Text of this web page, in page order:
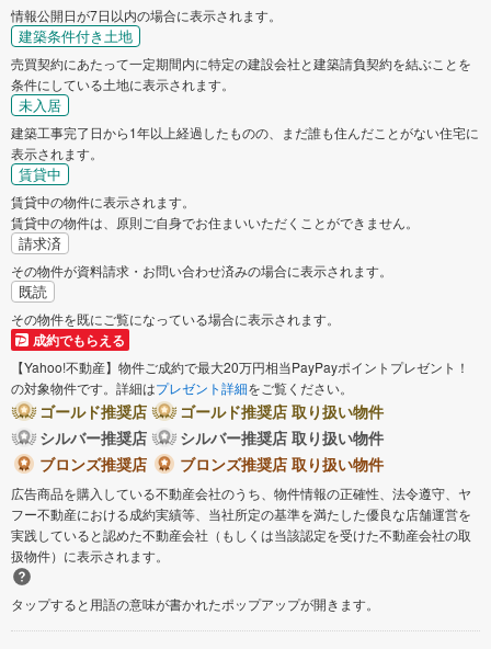
情報公開日が7日以内の場合に表示されます。
建築条件付き土地
売買契約にあたって一定期間内に特定の建設会社と建築請負契約を結ぶことを
条件にしている土地に表示されます。
未入居
建築工事完了日から1年以上経過したものの、まだ誰も住んだことがない住宅に
表示されます。
賃貸中
賃貸中の物件に表示されます。
賃貸中の物件は、原則ご自身でお住まいいただくことができません。
請求済
その物件が資料請求・お問い合わせ済みの場合に表示されます。
既読
その物件を既にご覧になっている場合に表示されます。
成約でもらえる
【Yahoo!不動産】物件ご成約で最大20万円相当PayPayポイントプレゼント！
の対象物件です。詳細はプレゼント詳細をご覧ください。
ゴールド推奨店
ゴールド推奨店 取り扱い物件
シルバー推奨店
シルバー推奨店 取り扱い物件
ブロンズ推奨店
ブロンズ推奨店 取り扱い物件
広告商品を購入している不動産会社のうち、物件情報の正確性、法令遵守、ヤ
フー不動産における成約実績等、当社所定の基準を満たした優良な店舗運営を
実践していると認めた不動産会社（もしくは当該認定を受けた不動産会社の取
扱物件）に表示されます。
タップすると用語の意味が書かれたポップアップが開きます。